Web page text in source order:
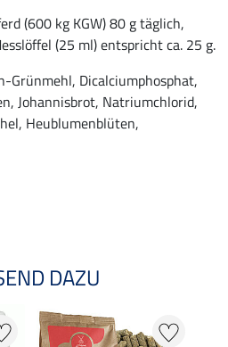
(600 kg KGW) 80 g täglich,
(25 ml) entspricht ca. 25 g.
Grünmehl, Dicalciumphosphat,
Johannisbrot, Natriumchlorid,
Heublumenblüten,
DAZU